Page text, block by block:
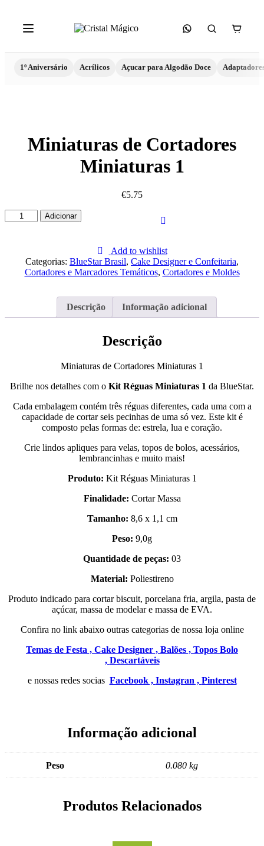
1º Aniversário Acrílicos Açucar para Algodão Doce
Miniaturas de Cortadores
Miniaturas 1
€5.75
Quantidade
de
Cortadores
Miniaturas
Adicionar
Add to wishlist
Categorias: BlueStar Brasil, Cake Designer e Confeitaria,
Cortadores e Marcadores Temáticos, Cortadores e Moldes
Descrição Informação adicional
Descrição
Miniaturas de Cortadores Miniaturas 1
Brilhe nos detalhes com o Kit Réguas Miniaturas 1 da BlueStar.
Cada embalagem contém três réguas diferentes, cada uma com a
capacidade de cortar seis pecinhas de uma só vez. Este kit é
composto pelas formas de: estrela, lua e coração.
Crie lindos apliques para velas, topos de bolos, acessários,
lembrancinhas e muito mais!
Produto: Kit Réguas Miniaturas 1
Finalidade: Cortar Massa
Tamanho: 8,6 x 1,1 cm
Peso: 9,0g
Quantidade de peças: 03
Material: Poliestireno
Produto indicado para cortar biscuit, porcelana fria, argila, pasta de
açúcar, massa de modelar e massa de EVA.
Confira no link abaixo outras categorias de nossa loja online
Temas de Festa , Cake Designer , Balões , Topos Bolo
, Descartáveis
e nossas redes socias Facebook , Instagran , Pinterest
Informação adicional
Peso 0.080 kg
Produtos Relacionados